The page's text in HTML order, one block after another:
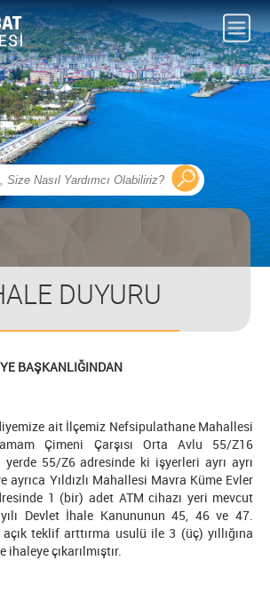
DUYURU
BAŞKANLIĞINDAN
ait İlçemiz Nefsipulathane Mahallesi
Çimeni Çarşısı Orta Avlu 55/Z16
yerde 55/Z6 adresinde ki işyerleri ayrı ayrı
ayrıca Yıldızlı Mahallesi Mavra Küme Evler
1 (bir) adet ATM cihazı yeri mevcut
Devlet İhale Kanununun 45, 46 ve 47.
teklif arttırma usulü ile 3 (üç) yıllığına
ihaleye çıkarılmıştır.